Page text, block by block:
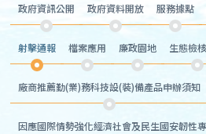
政府資訊公開 政府資料開放 服務據點
射擊通報 檔案應用 廉政園地 生態檢
廠商推薦勤(業)務科技設(裝)備產品申辦須知
因應國際情勢強化經濟社會及民生國安韌性